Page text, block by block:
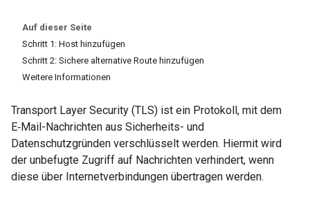
Auf dieser Seite
Schritt 1: Host hinzufügen
Schritt 2: Sichere alternative Route hinzufügen
Weitere Informationen
Transport Layer Security (TLS) ist ein Protokoll, mit dem
E‑Mail-Nachrichten aus Sicherheits- und
Datenschutzgründen verschlüsselt werden. Hiermit wird
der unbefugte Zugriff auf Nachrichten verhindert, wenn
diese über Internetverbindungen übertragen werden.